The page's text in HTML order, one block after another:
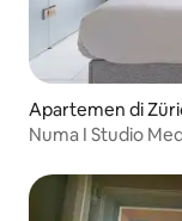
Apartemen di
Numa I Studio